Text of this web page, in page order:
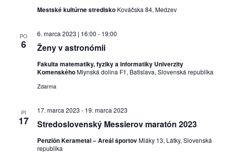
Mestské kultúrne stredisko Kováčska 84, Medzev
PO
6 Ženy v astronómii
6. marca 2023 | 16:00 - 19:00
Fakulta matematiky, fyziky a informatiky Univerzity
KomenskéhoMlynská dolina F1, Batislava, Slovenská republika
Zdarma
PI
17 Stredoslovenský Messierov maratón 2023
17. marca 2023 - 19. marca 2023
Penzión Kerametal – Areál športovMláky 13, Látky, Slovenská
republika